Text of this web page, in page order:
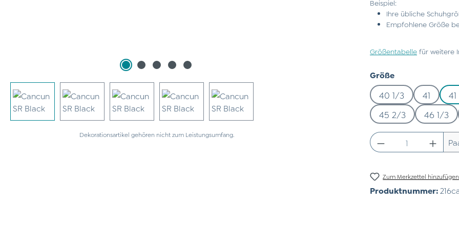
Dekorationsartikel gehören nicht zum Leistungsumfang.
Beispiel:
Ihre übliche
Empfohlene Größe
Größentabelle für weitere
Größeauswählen
40 1/3 41
45 2/3
46 1/3
Produkt
Zum Merkzettel hinzufügen
Produktnummer: